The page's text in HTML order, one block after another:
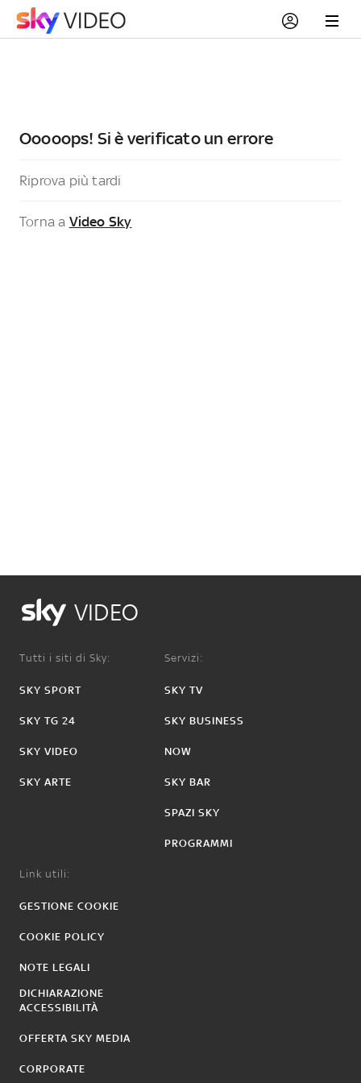
Ooooops! Si è verificato un errore
Riprova più tardi
Torna a Video Sky
VIDEO
Tutti i siti di Sky:
SKY SPORT
SKY TG 24
SKY VIDEO
SKY ARTE
Servizi:
SKY TV
SKY BUSINESS
NOW
SKY BAR
SPAZI SKY
PROGRAMMI
Link utili:
GESTIONE COOKIE
COOKIE POLICY
NOTE LEGALI
DICHIARAZIONE
ACCESSIBILITÀ
OFFERTA SKY MEDIA
CORPORATE